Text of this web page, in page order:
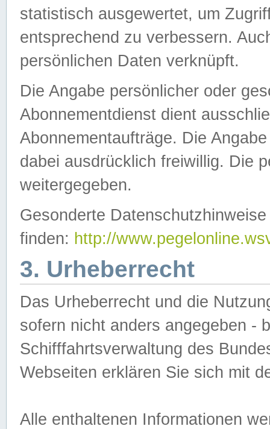
statistisch ausgewertet, um
entsprechend zu verbessern.
persönlichen Daten verknüpft.
Die Angabe persönlicher oder
Abonnementdienst dient
Abonnementaufträge. Die
dabei ausdrücklich freiwillig. Die
weitergegeben.
Gesonderte
finden: http://
3. Urheberrecht
Das Urheberrecht und die
sofern nicht anders angegeben -
Schifffahrtsverwaltung des
Webseiten erklären Sie sich mit
Alle enthaltenen Informationen